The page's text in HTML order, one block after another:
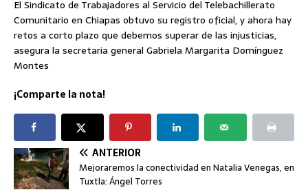
El Sindicato de Trabajadores al Servicio del Telebachillerato
Comunitario en Chiapas obtuvo su registro oficial, y ahora hay
retos a corto plazo que debemos superar de las injusticias,
asegura la secretaria general Gabriela Margarita Domínguez
Montes
¡Comparte la nota!
ANTERIOR
Mejoraremos la conectividad en Natalia Venegas, en
Tuxtla: Ángel Torres